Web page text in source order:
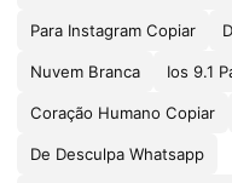
Para Instagram Copiar
Nuvem Branca Ios 9.1
Coração Humano Copiar
De Desculpa Whatsapp